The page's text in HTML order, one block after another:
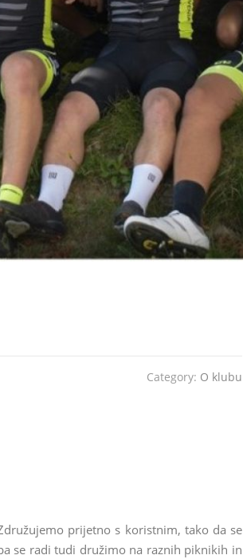
Category: O klubu
prijetno s koristnim, tako da se
se radi tudi družimo na raznih piknikih in